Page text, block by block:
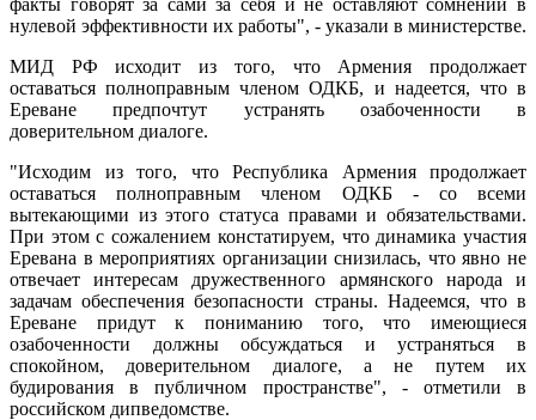
факты говорят за сами за себя и не оставляют сомнений в
нулевой эффективности их работы", - указали в министерстве.
МИД РФ исходит из того, что Армения продолжает
оставаться полноправным членом ОДКБ, и надеется, что в
Ереване предпочтут устранять озабоченности в
доверительном диалоге.
"Исходим из того, что Республика Армения продолжает
оставаться полноправным членом ОДКБ - со всеми
вытекающими из этого статуса правами и обязательствами.
При этом с сожалением констатируем, что динамика участия
Еревана в мероприятиях организации снизилась, что явно не
отвечает интересам дружественного армянского народа и
задачам обеспечения безопасности страны. Надеемся, что в
Ереване придут к пониманию того, что имеющиеся
озабоченности должны обсуждаться и устраняться в
спокойном, доверительном диалоге, а не путем их
будирования в публичном пространстве", - отметили в
российском дипведомстве.